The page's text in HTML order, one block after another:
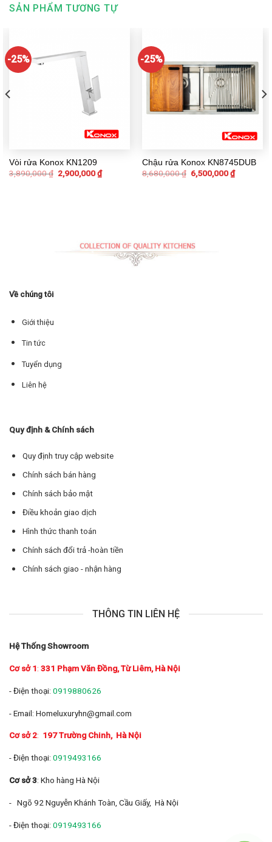
SẢN PHẨM TƯƠNG TỰ
-25%
Vòi rửa Konox KN1209
3,890,000₫ 2,900,000₫
-25%
Chậu rửa Konox KN8745DUB
8,680,000₫ 6,500,000₫
Về chúng tôi
Giới thiệu
Tin tức
Tuyển dụng
Liên hệ
Quy định & Chính sách
Quy định truy cập website
Chính sách bán hàng
Chính sách bảo mật
Điều khoản giao dịch
Hình thức thanh toán
Chính sách đổi trả -hoàn tiền
Chính sách giao - nhận hàng
THÔNG TIN LIÊN HỆ
Hệ Thống Showroom
Cơ sở 1: 331 Phạm Văn Đồng, Từ Liêm, Hà Nội
- Điện thoại: 0919880626
- Email: Homeluxuryhn@gmail.com
Cơ sở 2: 197 Trường Chinh, Hà Nội
- Điện thoại: 0919493166
Cơ sở 3: Kho hàng Hà Nội
- Ngõ 92 Nguyễn Khánh Toàn, Cầu Giấy, Hà Nội
- Điện thoại: 0919493166